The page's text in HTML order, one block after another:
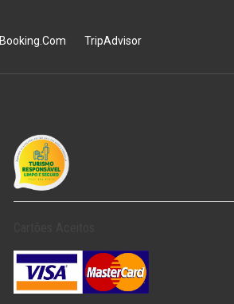
Booking.Com TripAdvisor